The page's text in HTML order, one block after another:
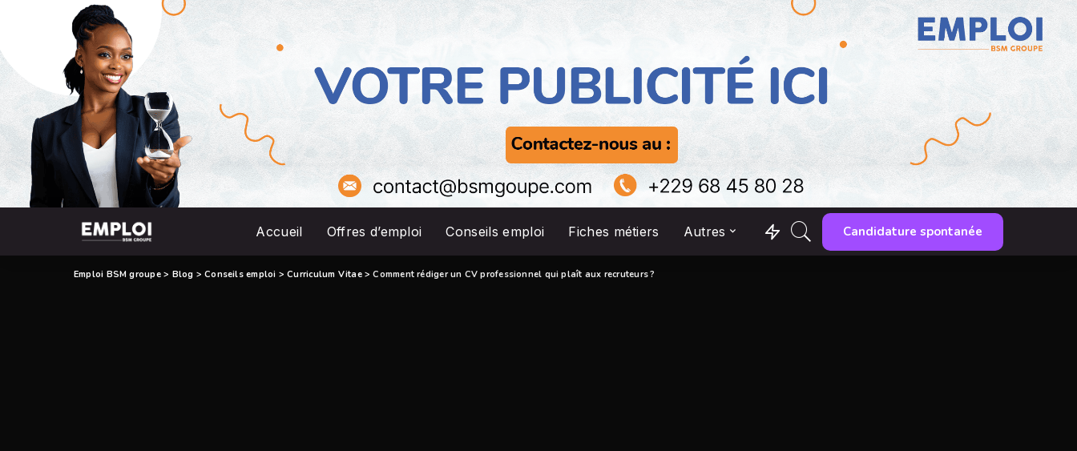
Accueil Offres d’emploi Conseils emploi Fiches métiers Autres Candidature spontanée
Emploi BSM groupe> Blog >Conseils emploi >Curriculum Vitae>Comment rédiger un CV professionnel qui plaît aux recruteurs ?